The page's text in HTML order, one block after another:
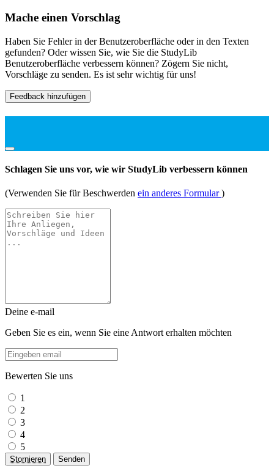
Mache einen Vorschlag
Haben Sie Fehler in der Benutzeroberfläche oder in den Texten
gefunden? Oder wissen Sie, wie Sie die StudyLib
Benutzeroberfläche verbessern können? Zögern Sie nicht,
Vorschläge zu senden. Es ist sehr wichtig für uns!
Feedback hinzufügen
Schlagen Sie uns vor, wie wir StudyLib verbessern können
(Verwenden Sie für Beschwerden ein anderes Formular)
Deine e-mail
Geben Sie es ein, wenn Sie eine Antwort erhalten möchten
Bewerten Sie uns
1
2
3
4
5
Stornieren Senden